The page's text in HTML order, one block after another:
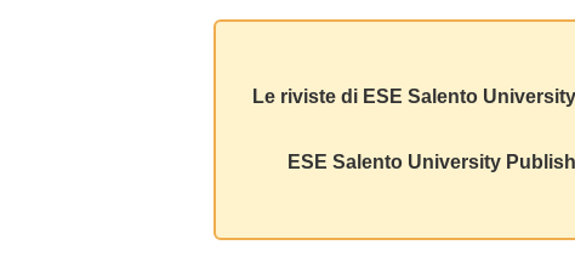
Le riviste di ESE Salento
ESE Salento University